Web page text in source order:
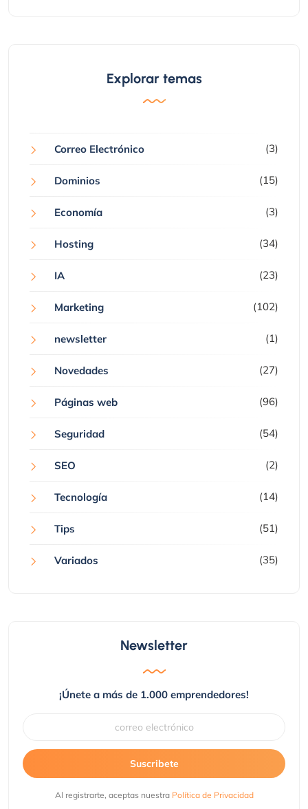
Explorar temas
Correo Electrónico (3)
Dominios (15)
Economía (3)
Hosting (34)
IA (23)
Marketing (102)
newsletter (1)
Novedades (27)
Páginas web (96)
Seguridad (54)
SEO (2)
Tecnología (14)
Tips (51)
Variados (35)
Newsletter
¡Únete a más de 1.000 emprendedores!
Suscribete
Al registrarte, aceptas nuestra Política de Privacidad